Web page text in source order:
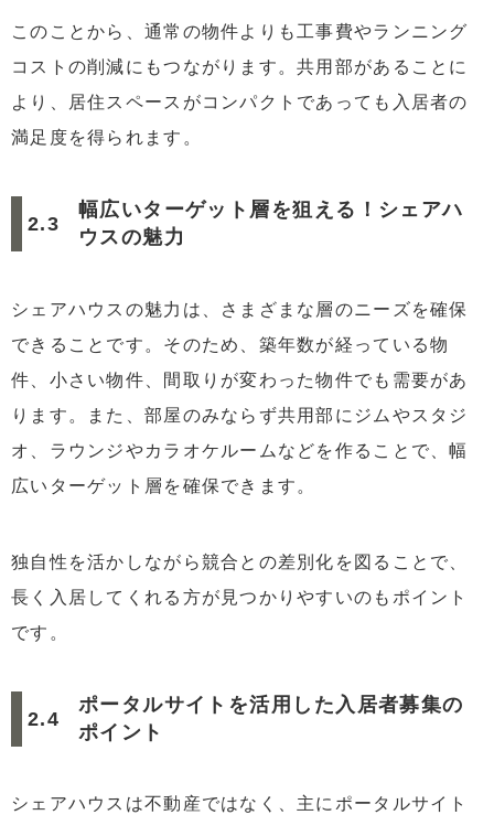
このことから、通常の物件よりも工事費やランニング
コストの削減にもつながります。共用部があることに
より、居住スペースがコンパクトであっても入居者の
満足度を得られます。
幅広いターゲット層を狙える！シェアハ
ウスの魅力
シェアハウスの魅力は、さまざまな層のニーズを確保
できることです。そのため、築年数が経っている物
件、小さい物件、間取りが変わった物件でも需要があ
ります。また、部屋のみならず共用部にジムやスタジ
オ、ラウンジやカラオケルームなどを作ることで、幅
広いターゲット層を確保できます。
独自性を活かしながら競合との差別化を図ることで、
長く入居してくれる方が見つかりやすいのもポイント
です。
ポータルサイトを活用した入居者募集の
ポイント
シェアハウスは不動産ではなく、主にポータルサイト